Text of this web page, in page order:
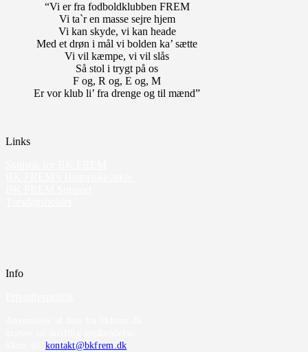
“Vi er fra fodboldklubben FREM
Vi ta`r en masse sejre hjem
Vi kan skyde, vi kan heade
Med et drøn i mål vi bolden ka’ sætte
Vi vil kæmpe, vi vil slås
Så stol i trygt på os
F og, R og, E og, M
Er vor klub li’ fra drenge og til mænd”
Links
Info
kontakt@bkfrem.dk